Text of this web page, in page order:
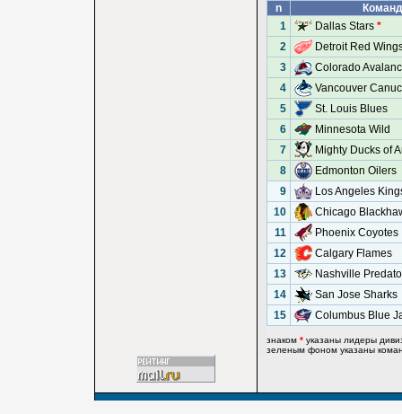
n
1
Dallas Stars *
2
Detroit Red
3
Colorado
4
Vancouver
5
St. Louis Blues
6
Minnesota Wild
7
Mighty Ducks of
8
Edmonton Oilers
9
Los Angeles
10
Chicago
11
Phoenix Coyotes
12
Calgary Flames
13
Nashville
14
San Jose Sharks
15
Columbus Blue
знаком *указаны лидеры
зеленым фоном указаны